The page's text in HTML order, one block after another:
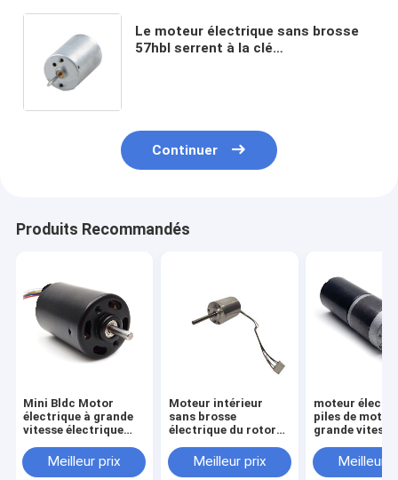
Le moteur électrique sans brosse
57hbl serrent à la clé
Continuer
Produits Recommandés
Mini Bldc Motor
électrique à grande
vitesse électrique
Meilleur prix
Moteur intérieur
sans brosse
électrique du rotor
de C.C pour l'appareil
ménager
Meilleur prix
moteur
piles de
grande vitesse
4000rpm Bldc
Meilleur